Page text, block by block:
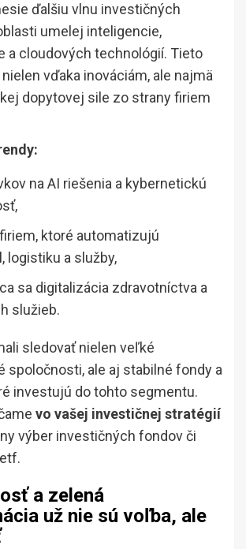
ďalšiu vlnu investičných
umelej inteligencie,
a cloudových technológií. Tieto
vďaka inováciám, ale najmä
dopytovej sile zo strany firiem
na AI riešenia a kybernetickú
ktoré automatizujú
logistiku a služby,
sa digitalizácia zdravotníctva a
služieb.
sledovať nielen veľké
spoločnosti, ale aj stabilné fondy a
investujú do tohto segmentu.
vo vašej investičnej stratégií
výber investičných fondov či
a zelená
už nie sú voľba, ale